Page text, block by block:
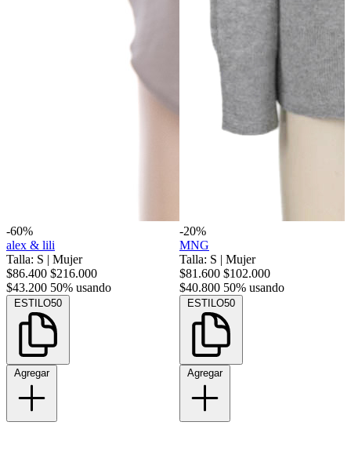
-60%
alex & lili
Talla: S | Mujer
$86.400 $216.000
$43.200 50% usando
ESTILO50
Agregar
-20%
MNG
Talla: S | Mujer
$81.600 $102.000
$40.800 50% usando
ESTILO50
Agregar